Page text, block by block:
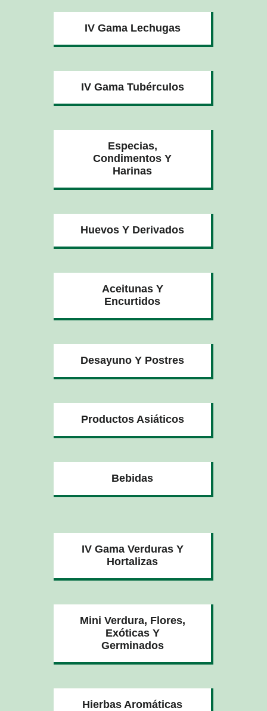
IV Gama Lechugas
IV Gama Tubérculos
Especias,
Condimentos Y
Harinas
Huevos Y Derivados
Aceitunas Y
Encurtidos
Desayuno Y Postres
Productos Asiáticos
Bebidas
IV Gama Verduras Y
Hortalizas
Mini Verdura, Flores,
Exóticas Y
Germinados
Hierbas Aromáticas